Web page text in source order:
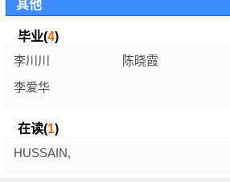
其他
毕业(4)
李川川
陈晓霞
李爱华
在读(1)
HUSSAIN,